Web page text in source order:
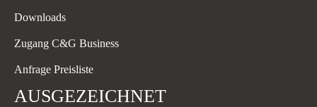
Downloads
Zugang C&G Business
Anfrage Preisliste
AUSGEZEICHNET